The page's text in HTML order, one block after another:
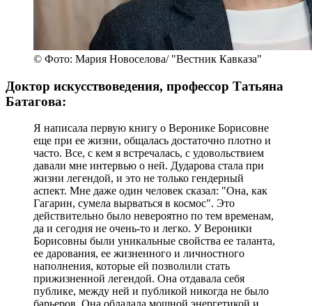
© Фото: Мария Новоселова/ "Вестник Кавказа"
Доктор искусствоведения, профессор Татьяна
Батагова:
Я написала первую книгу о Веронике Борисовне
еще при ее жизни, общалась достаточно плотно и
часто. Все, с кем я встречалась, с удовольствием
давали мне интервью о ней. Дударова стала при
жизни легендой, и это не только гендерный
аспект. Мне даже один человек сказал: "Она, как
Гагарин, сумела вырваться в космос". Это
действительно было невероятно по тем временам,
да и сегодня не очень-то и легко. У Вероники
Борисовны были уникальные свойства ее таланта,
ее дарования, ее жизненного и личностного
наполнения, которые ей позволили стать
прижизненной легендой. Она отдавала себя
публике, между ней и публикой никогда не было